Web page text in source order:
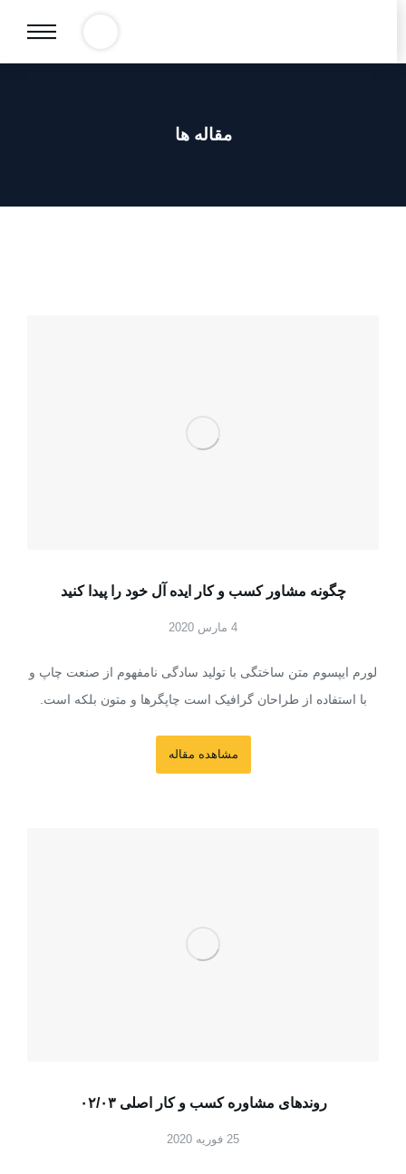
مقاله ها
چگونه مشاور کسب و کار ایده آل خود را پیدا کنید
4 مارس 2020
لورم ایپسوم متن ساختگی با تولید سادگی نامفهوم از صنعت چاپ و
با استفاده از طراحان گرافیک است چاپگرها و متون بلکه است.
مشاهده مقاله
روندهای مشاوره کسب و کار اصلی ۰۲/۰۳
25 فوریه 2020